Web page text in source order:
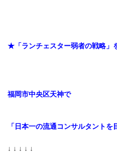
★「ランチェスター弱者の戦略」
福岡市中央区天神で
「日本一の流通コンサルタントを
↓ ↓ ↓ ↓ ↓